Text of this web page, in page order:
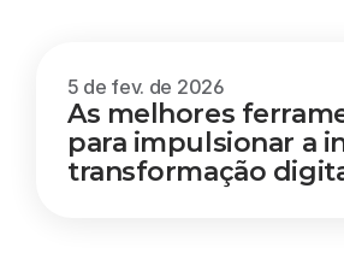
5 de fev. de 2026
As melhores
para impulsionar a
transformação